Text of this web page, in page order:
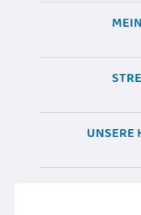
UNSERE